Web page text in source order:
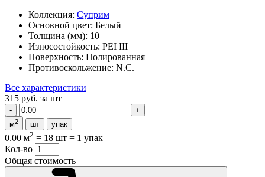
Коллекция: Суприм
Основной цвет: Белый
Толщина (мм): 10
Износостойкость: PEI III
Поверхность: Полированная
Противоскольжение: N.C.
Все характеристики
315 руб. за шт
м2 шт упак
0.00 м2 = 18 шт = 1 упак
Кол-во
Общая стоимость